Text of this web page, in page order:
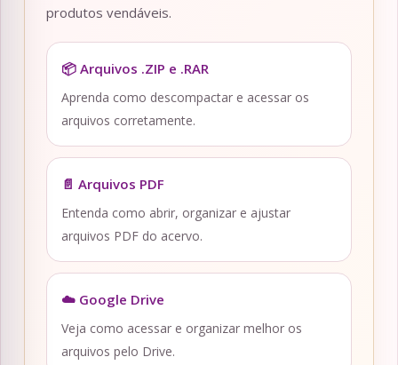
produtos vendáveis.
📦 Arquivos .ZIP e .RAR
Aprenda como descompactar e acessar os
arquivos corretamente.
📄 Arquivos PDF
Entenda como abrir, organizar e ajustar
arquivos PDF do acervo.
☁️ Google Drive
Veja como acessar e organizar melhor os
arquivos pelo Drive.